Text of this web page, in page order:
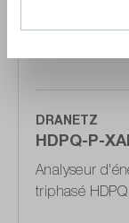
DRANETZ
HDPQ-P-
Analyseur
triphasé